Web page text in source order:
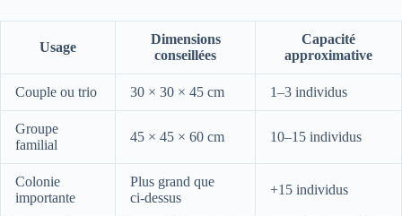
Usage
Dimensions
conseillées
Capacité
approximative
Couple ou trio 30 × 30 × 45 cm 1–3 individus
Groupe
familial
45 × 45 × 60 cm 10–15 individus
Colonie
importante
Plus grand que
ci‑dessus
+15 individus